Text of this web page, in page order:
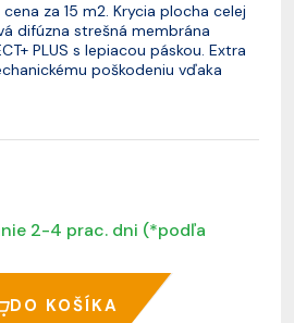
za 15 m2. Krycia plocha celej
difúzna strešná membrána
PLUS s lepiacou páskou. Extra
poškodeniu vďaka
2-4 prac. dni (*podľa
DO KOŠÍKA